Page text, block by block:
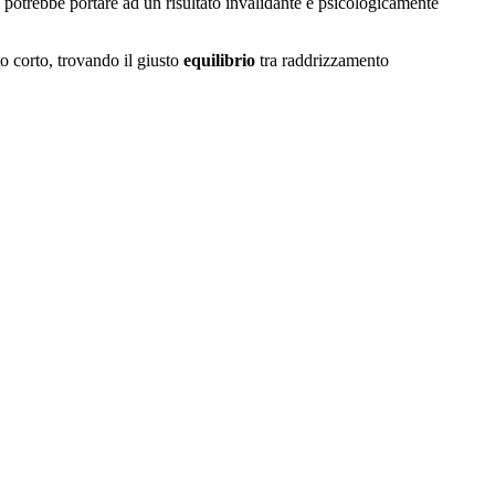
corto, trovando il giusto equilibrio tra raddrizzamento